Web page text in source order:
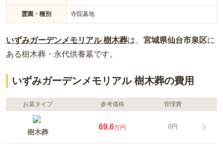
霊園・種別 寺院墓地
いずみガーデンメモリアル 樹木葬は、 宮城県仙台市泉区に
ある樹木葬・永代供養墓です。
いずみガーデンメモリアル 樹木葬の費用
お墓タイプ 参考価格 管理費
樹木葬
69.6万円 0円